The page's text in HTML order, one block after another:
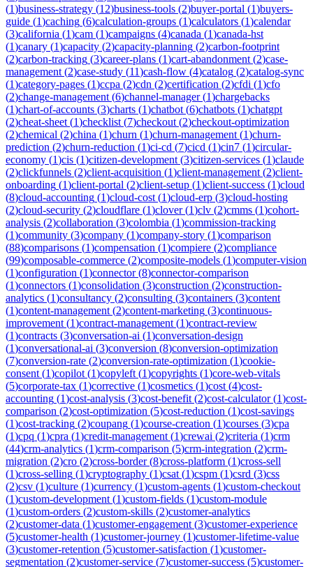
(1)business-strategy (12)business-tools (2)buyer-portal (1)buyers-
guide (1)caching (6)calculation-groups (1)calculators (1)calendar
(3)california (1)cam (1)campaigns (4)canada (1)canada-hst
(1)canary (1)capacity (2)capacity-planning (2)carbon-footprint
(2)carbon-tracking (3)career-plans (1)cart-abandonment (2)case-
management (2)case-study (11)cash-flow (4)catalog (2)catalog-sync
(1)category-pages (1)ccpa (2)cdn (2)certification (2)cfdi (1)cfo
(2)change-management (6)channel-manager(1)chargebacks
(1)chart-of-accounts (3)charts (1)chatbot (6)chatbots (1)chatgpt
(2)cheat-sheet (1)checklist (7)checkout (2)checkout-optimization
(2)chemical (2)china (1)churn (1)churn-management (1)churn-
prediction (2)churn-reduction (1)ci-cd (7)cicd (1)cin7 (1)circular-
economy (1)cis (1)citizen-development (3)citizen-services (1)claude
(2)clickfunnels (2)client-acquisition (1)client-management (2)client-
onboarding (1)client-portal (2)client-setup (1)client-success (1)cloud
(8)cloud-accounting (1)cloud-cost (1)cloud-erp (3)cloud-hosting
(2)cloud-security (2)cloudflare (1)clover(1)clv (2)cmms (1)cohort-
analysis (2)collaboration (3)colombia (1)commission-tracking
(1)community (3)company (1)company-story (1)comparison
(88)comparisons (1)compensation (1)compiere (2)compliance
(99)composable-commerce (2)composite-models (1)computer-vision
(1)configuration (1)connector(8)connector-comparison
(1)connectors (1)consolidation (3)construction (2)construction-
analytics (1)consultancy (2)consulting (3)containers (3)content
(1)content-management (2)content-marketing (3)continuous-
improvement (1)contract-management (1)contract-review
(1)contracts (3)conversation-ai (1)conversation-design
(1)conversational-ai (3)conversion (8)conversion-optimization
(7)conversion-rate (2)conversion-rate-optimization (1)cookie-
consent (1)copilot (1)copyleft (1)copyrights (1)core-web-vitals
(5)corporate-tax (1)corrective (1)cosmetics (1)cost (4)cost-
accounting (1)cost-analysis (3)cost-benefit (2)cost-calculator(1)cost-
comparison (2)cost-optimization (5)cost-reduction (1)cost-savings
(1)cost-tracking (2)coupang (1)course-creation (1)courses (3)cpa
(1)cpq (1)cpra (1)credit-management (1)crewai (2)criteria (1)crm
(44)crm-analytics (1)crm-comparison (5)crm-integration (2)crm-
migration (2)cro (2)cross-border(8)cross-platform (1)cross-sell
(1)cross-selling (1)cryptography (1)csat (1)cspm (1)csrd (3)css
(2)csv (1)culture (1)currency (1)custom-agents (1)custom-checkout
(1)custom-development (1)custom-fields (1)custom-module
(1)custom-orders (2)custom-skills (2)customer-analytics
(2)customer-data (1)customer-engagement (3)customer-experience
(5)customer-health (1)customer-journey (1)customer-lifetime-value
(3)customer-retention (5)customer-satisfaction (1)customer-
segmentation (2)customer-service (7)customer-success (5)customer-